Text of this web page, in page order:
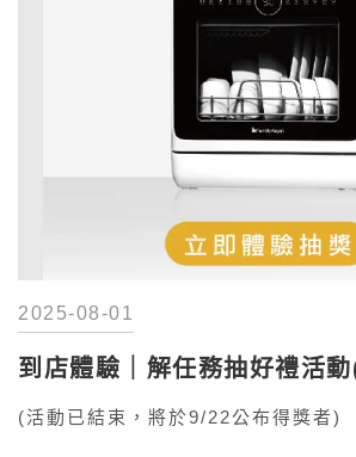
2025-08-01
到店體驗｜解任務抽好禮活
(活動已結束，將於9/22公布得獎者)